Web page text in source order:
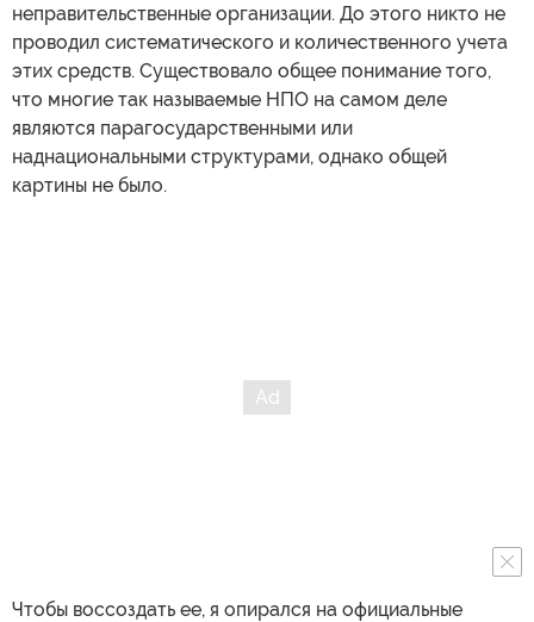
неправительственные организации. До этого никто не
проводил систематического и количественного учета
этих средств. Существовало общее понимание того,
что многие так называемые НПО на самом деле
являются парагосударственными или
наднациональными структурами, однако общей
картины не было.
Чтобы воссоздать ее, я опирался на официальные